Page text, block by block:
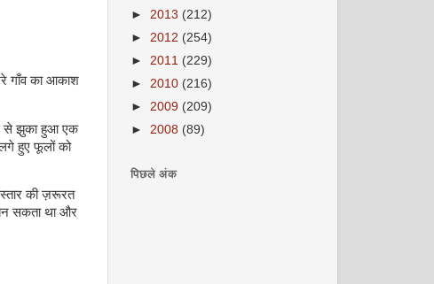
गाँव का आकाश
से झुका हुआ एक
हुए फूलों को
की ज़रूरत
सकता था और
► 2013 (212)
► 2012 (254)
► 2011 (229)
► 2010 (216)
► 2009 (209)
► 2008 (89)
पिछले अंक